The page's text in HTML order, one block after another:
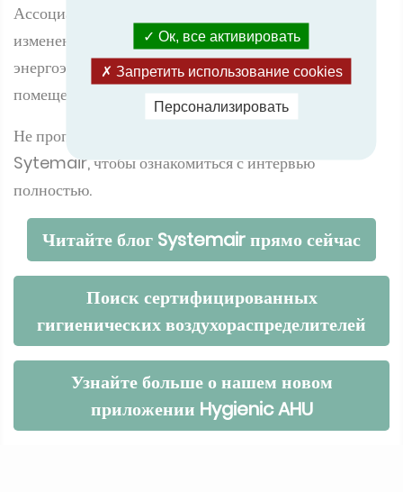
Ассоциации Eurovent на стандарты HVAC и
изменение приоритетов рынка в отношении
энергоэффективности и качества воздуха в
помещениях.
Не пропустите хорошее чтение! Перейдите на сайт
Sytemair, чтобы ознакомиться с интервью
полностью.
Читайте блог Systemair прямо сейчас
Поиск сертифицированных
гигиенических воздухораспределителей
Узнайте больше о нашем новом
приложении Hygienic AHU
Ок, все активировать
Запретить использование cookies
Персонализировать